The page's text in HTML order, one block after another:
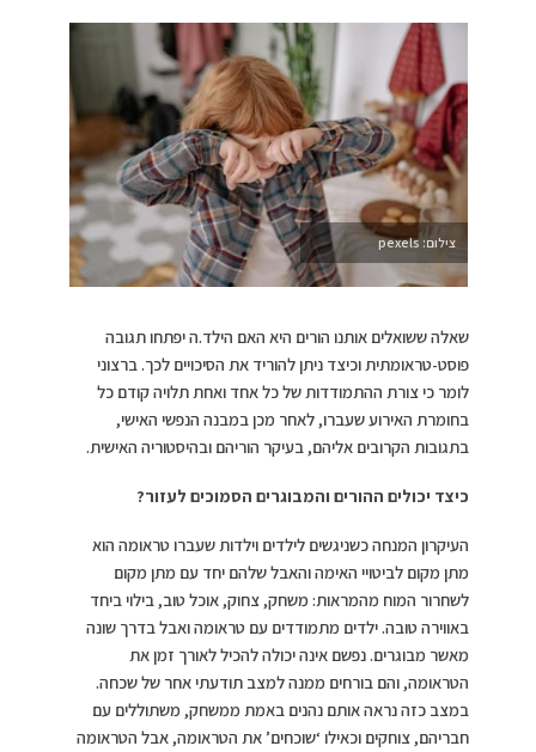
צילום: pexels
שאלה ששואלים אותנו הורים היא האם הילד.ה יפתחו תגובה
פוסט-טראומתית וכיצד ניתן להוריד את הסיכויים לכך. ברצוני
לומר כי צורת ההתמודדות של כל אחד ואחת תלויה קודם כל
בחומרת האירוע שעברו, לאחר מכן במבנה הנפשי האישי,
בתגובות הקרובים אליהם, בעיקר הוריהם ובהיסטוריה האישית.
כיצד יכולים ההורים והמבוגרים הסמוכים לעזור?
העיקרון המנחה כשניגשים לילדים וילדות שעברו טראומה הוא
מתן מקום לביטויי האימה והאבל שלהם יחד עם מתן מקום
לשחרור המוח מהמראות: משחק, צחוק, אוכל טוב, בילוי ביחד
באווירה טובה. ילדים מתמודדים עם טראומה ואבל בדרך שונה
מאשר מבוגרים. נפשם אינה יכולה להכיל לאורך זמן את
הטראומה, והם בורחים ממנה למצב תודעתי אחר של שכחה.
במצב כזה נראה אותם נהנים באמת ממשחק, משתוללים עם
חבריהם, צוחקים וכאילו ‘שוכחים’ את הטראומה, אבל הטראומה